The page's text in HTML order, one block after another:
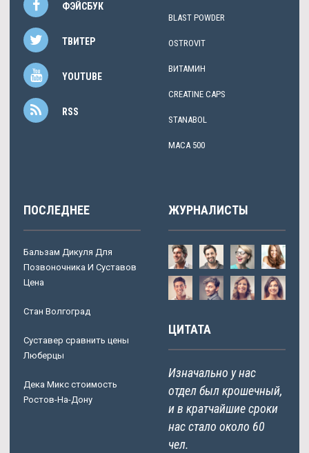
ФЭЙСБУК
ТВИТЕР
YOUTUBE
RSS
BLAST POWDER
OSTROVIT
ВИТАМИН
CREATINE CAPS
STANABOL
MACA 500
ПОСЛЕДНЕЕ
Бальзам Дикуля Для
Позвоночника И Суставов
Цена
Стан Волгоград
Суставер сравнить цены
Люберцы
Дека Микс стоимость
Ростов-На-Дону
ЖУРНАЛИСТЫ
ЦИТАТА
Изначально у нас
отдел был крошечный,
и в кратчайшие сроки
нас стало около 60
чел.